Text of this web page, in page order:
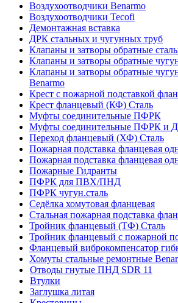
Воздухоотводчики Benarmo
Воздухоотводчики Tecofi
Демонтажная вставка
ДРК стальных и чугунных труб
Клапаны и затворы обратные
Клапаны и затворы обратные
Клапаны и затворы обратные
Benarmo
Крест с пожарной подставкой
Крест фланцевый (КФ) Сталь
Муфты соединительные ПФРК
Муфты соединительные ПФРК и
Переход фланцевый (ХФ) Сталь
Пожарная подставка фланцевая
Пожарная подставка фланцевая
Пожарные Гидранты
ПФРК для ПВХ/ПНД
ПФРК чугун.сталь
Седёлка хомутовая фланцевая
Стальная пожарная подставка
Тройник фланцевый (ТФ) Сталь
Тройник фланцевый с пожарной
Фланцевый виброкомпенсатор
Хомуты стальные ремонтные
Отводы гнутые ПНД SDR 11
Втулки
Заглушка литая